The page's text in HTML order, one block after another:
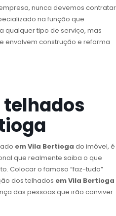
nunca devemos contratar
na função que
qualquer tipo de serviço, mas
envolvem construção e reforma
telhados
em Vila Bertioga do imóvel, é
que realmente saiba o que
Colocar o famoso “faz-tudo”
dos telhados em Vila Bertioga
das pessoas que irão conviver